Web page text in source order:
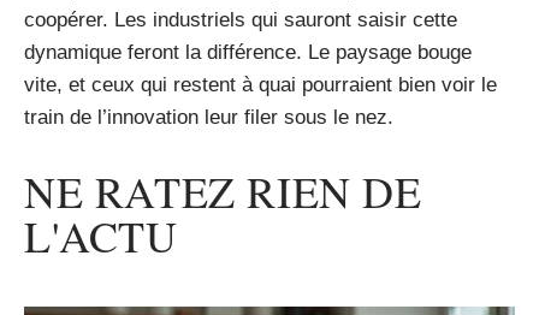
coopérer. Les industriels qui sauront saisir cette
dynamique feront la différence. Le paysage bouge
vite, et ceux qui restent à quai pourraient bien voir le
train de l’innovation leur filer sous le nez.
NE RATEZ RIEN DE
L'ACTU